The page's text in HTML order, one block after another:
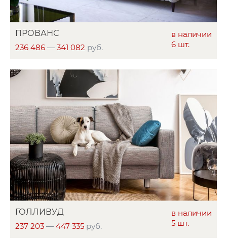
в наличии
6 шт.
ПРОВАНС
236 486 — 341 082 руб.
в наличии
5 шт.
ГОЛЛИВУД
237 203 — 447 335 руб.